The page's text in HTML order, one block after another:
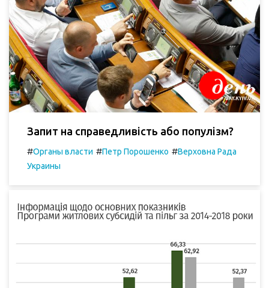
Запит на справедливість або популізм?
#Органы власти #Петр Порошенко #Верховна Рада
Украины